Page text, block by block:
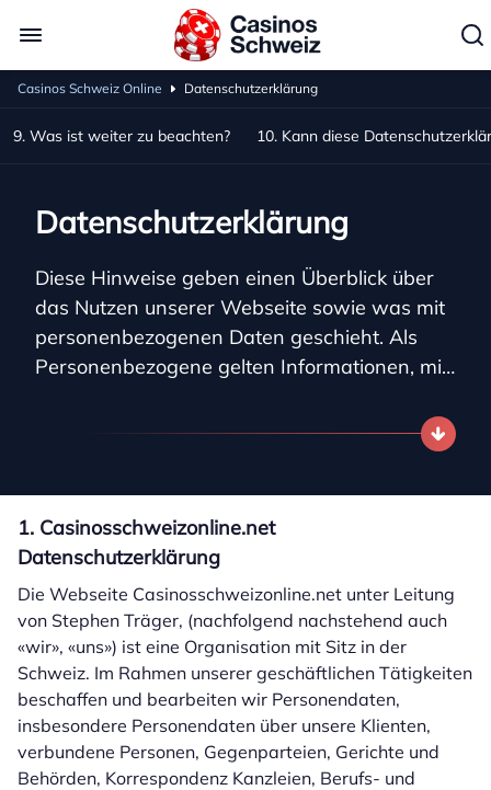
Casinos Schweiz Online Datenschutzerklärung
9. Was ist weiter zu beachten? 10. Kann diese
Datenschutzerklärung
Diese Hinweise geben einen Überblick über
das Nutzen unserer Webseite sowie was mit
personenbezogenen Daten geschieht. Als
Personenbezogene gelten Informationen, mit
werden können. Ausführliche Informationen
1. Casinosschweizonline.net
Datenschutzerklärung
Die Webseite Casinosschweizonline.net unter Leitung
von Stephen Träger, (nachfolgend nachstehend auch
«wir», «uns») ist eine Organisation mit Sitz in der
Schweiz. Im Rahmen unserer geschäftlichen Tätigkeiten
beschaffen und bearbeiten wir Personendaten,
insbesondere Personendaten über unsere Klienten,
verbundene Personen, Gegenparteien, Gerichte und
Behörden, Korrespondenz Kanzleien, Berufs- und